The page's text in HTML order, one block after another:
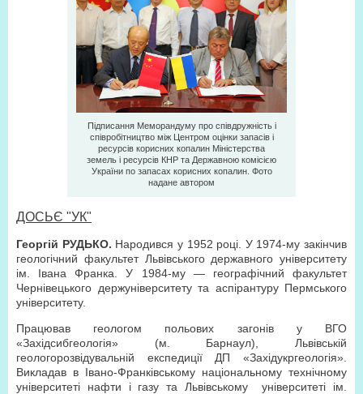
Підписання Меморандуму про співдружність і
співробітництво між Центром оцінки запасів і
ресурсів корисних копалин Міністерства
земель і ресурсів КНР та Державною комісією
України по запасах корисних копалин. Фото
надане автором
ДОСЬЄ "УК"
Георгій РУДЬКО. Народився у 1952 році. У 1974-му закінчив
геологічний факультет Львівського державного університету
ім. Івана Франка. У 1984-му — географічний факультет
Чернівецького держуніверситету та аспірантуру Пермського
університету.
Працював геологом польових загонів у ВГО
«Західсибгеологія» (м. Барнаул), Львівській
геологорозвідувальній експедиції ДП «Захід­укргеологія».
Викладав в Івано-Франківському національному технічному
університеті нафти і газу та Львівському університеті ім.